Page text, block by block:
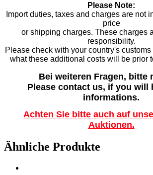
Please Note:
Import duties, taxes and charges are not
price
or shipping charges. These charges
responsibility.
Please check with your country's
what these additional costs will be prior
Bei weiteren Fragen, bitte
Please contact us, if you will
informations.
Achten Sie bitte auch auf
Auktionen.
Ähnliche Produkte